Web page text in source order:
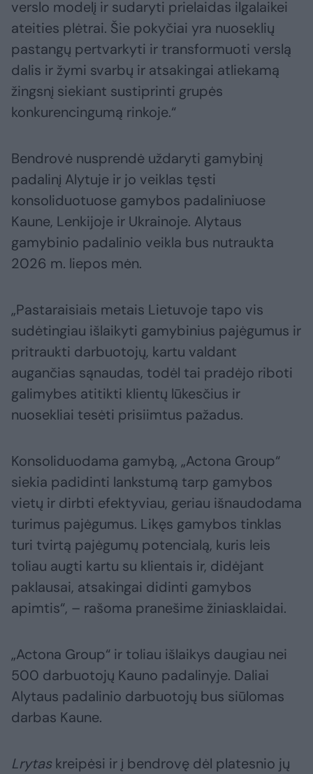
verslo modelį ir sudaryti prielaidas ilgalaikei
ateities plėtrai. Šie pokyčiai yra nuoseklių
pastangų pertvarkyti ir transformuoti verslą
dalis ir žymi svarbų ir atsakingai atliekamą
žingsnį siekiant sustiprinti grupės
konkurencingumą rinkoje.“
Bendrovė nusprendė uždaryti gamybinį
padalinį Alytuje ir jo veiklas tęsti
konsoliduotuose gamybos padaliniuose
Kaune, Lenkijoje ir Ukrainoje. Alytaus
gamybinio padalinio veikla bus nutraukta
2026 m. liepos mėn.
„Pastaraisiais metais Lietuvoje tapo vis
sudėtingiau išlaikyti gamybinius pajėgumus ir
pritraukti darbuotojų, kartu valdant
augančias sąnaudas, todėl tai pradėjo riboti
galimybes atitikti klientų lūkesčius ir
nuosekliai tesėti prisiimtus pažadus.
Konsoliduodama gamybą, „Actona Group“
siekia padidinti lankstumą tarp gamybos
vietų ir dirbti efektyviau, geriau išnaudodama
turimus pajėgumus. Likęs gamybos tinklas
turi tvirtą pajėgumų potencialą, kuris leis
toliau augti kartu su klientais ir, didėjant
paklausai, atsakingai didinti gamybos
apimtis“, – rašoma pranešime žiniasklaidai.
„Actona Group“ ir toliau išlaikys daugiau nei
500 darbuotojų Kauno padalinyje. Daliai
Alytaus padalinio darbuotojų bus siūlomas
darbas Kaune.
Lrytaskreipėsi ir į bendrovę dėl platesnio jų